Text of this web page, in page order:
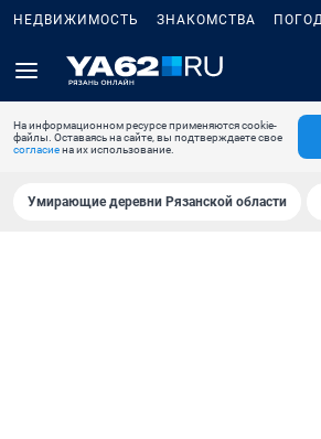
НЕДВИЖИМОСТЬ ЗНАКОМСТВА
На информационном ресурсе применяются cookie-
файлы. Оставаясь на сайте, вы подтверждаете свое
согласиена их использование.
Умирающие деревни Рязанской области